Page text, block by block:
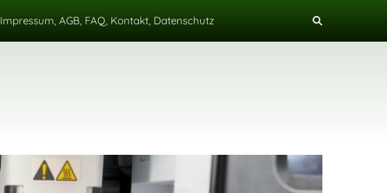
Impressum, AGB, FAQ, Kontakt, Datenschutz